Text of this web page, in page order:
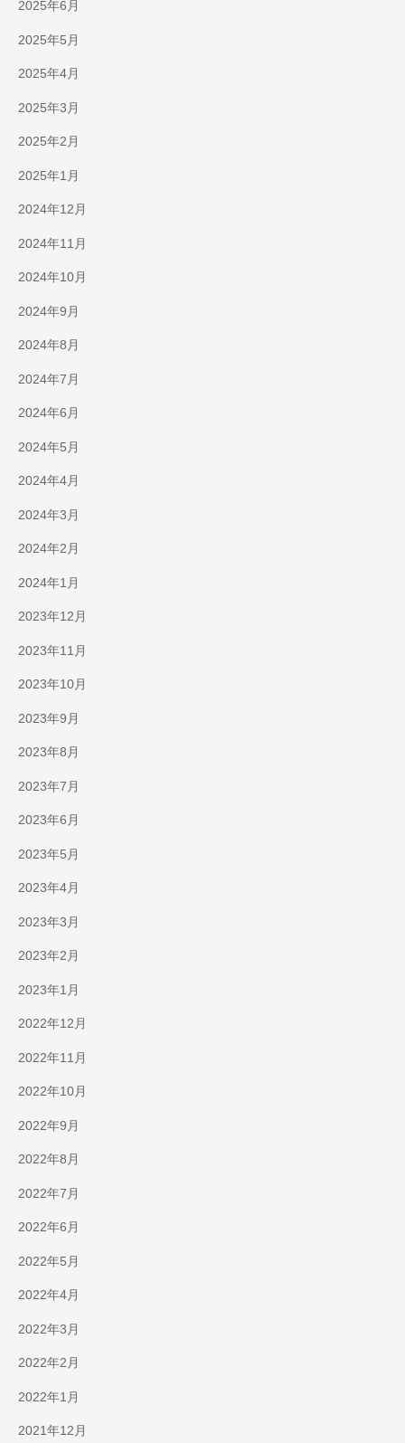
2025年6月
2025年5月
2025年4月
2025年3月
2025年2月
2025年1月
2024年12月
2024年11月
2024年10月
2024年9月
2024年8月
2024年7月
2024年6月
2024年5月
2024年4月
2024年3月
2024年2月
2024年1月
2023年12月
2023年11月
2023年10月
2023年9月
2023年8月
2023年7月
2023年6月
2023年5月
2023年4月
2023年3月
2023年2月
2023年1月
2022年12月
2022年11月
2022年10月
2022年9月
2022年8月
2022年7月
2022年6月
2022年5月
2022年4月
2022年3月
2022年2月
2022年1月
2021年12月